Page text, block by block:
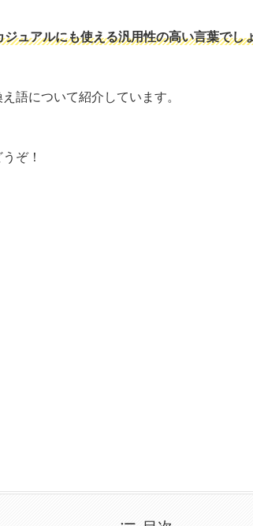
ジュアルにも使える汎用性の高い言葉でし
語について紹介しています。
ぞ！